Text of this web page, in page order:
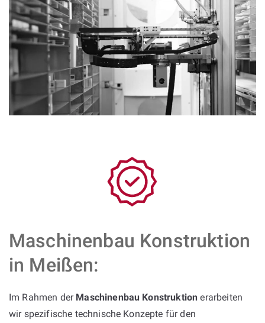
Maschinenbau Konstruktion
in Meißen:
Im Rahmen der Maschinenbau Konstruktion erarbeiten
wir spezifische technische Konzepte für den